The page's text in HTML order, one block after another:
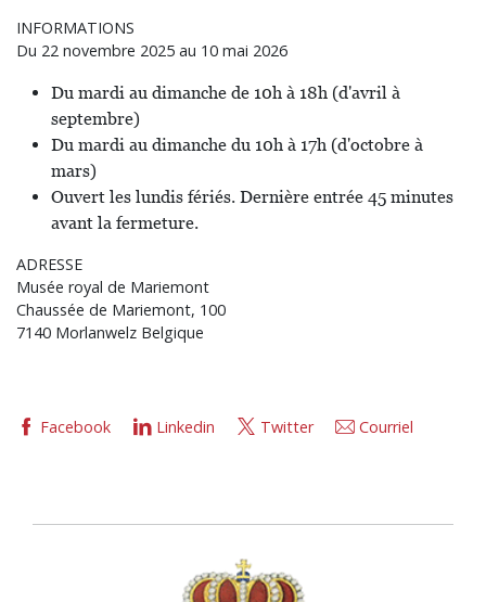
INFORMATIONS
Du 22 novembre 2025 au 10 mai 2026
Du mardi au dimanche de 10h à 18h (d'avril à
septembre)
Du mardi au dimanche du 10h à 17h (d'octobre à
mars)
Ouvert les lundis fériés. Dernière entrée 45 minutes
avant la fermeture.
ADRESSE
Musée royal de Mariemont
Chaussée de Mariemont, 100
7140 Morlanwelz Belgique
Facebook Linkedin Twitter Courriel